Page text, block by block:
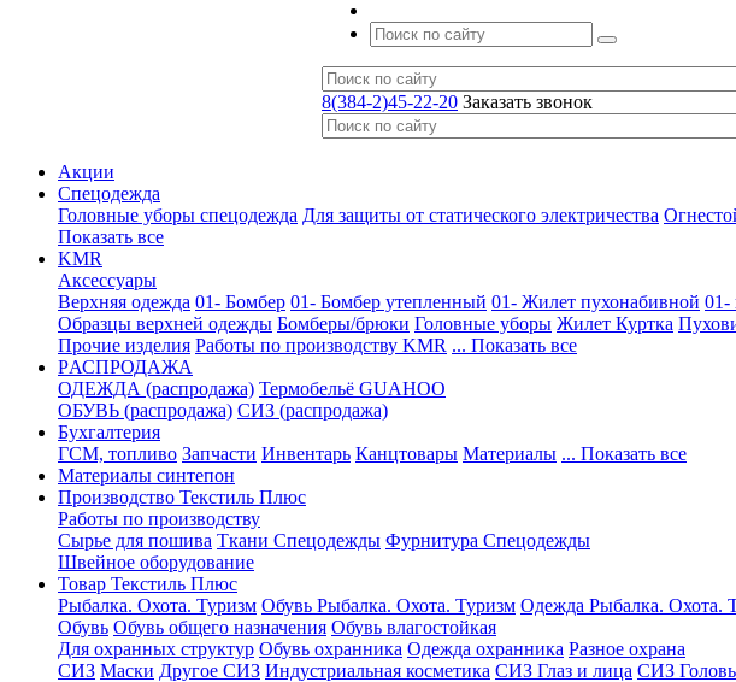
8(384-2)45-22-20 Заказать звонок
Акции
Спецодежда
Головные уборы спецодежда Для защиты от статического электричества
Показать все
KMR
Аксессуары
Верхняя одежда 01- Бомбер 01- Бомбер утепленный 01- Жилет пухонабивной 01-
Образцы верхней одежды Бомберы/брюки Головные уборы Жилет Куртка
Прочие изделия Работы по производству KMR ... Показать все
PАСПРОДАЖА
ОДЕЖДА (распродажа) Термобельё GUAHOO
ОБУВЬ (распродажа) СИЗ (распродажа)
Бухгалтерия
ГСМ, топливо Запчасти Инвентарь Канцтовары Материалы ... Показать все
Материалы синтепон
Производство Текстиль Плюс
Работы по производству
Сырье для пошива Ткани Спецодежды Фурнитура Спецодежды
Швейное оборудование
Товар Текстиль Плюс
Рыбалка. Охота. Туризм Обувь Рыбалка. Охота. Туризм Одежда Рыбалка. Охота.
Обувь Обувь общего назначения Обувь влагостойкая
Для охранных структур Обувь охранника Одежда охранника Разное охрана
СИЗ Маски Другое СИЗ Индустриальная косметика СИЗ Глаз и лица СИЗ